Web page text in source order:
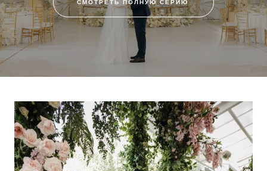
СМОТРЕТЬ ПОЛНУЮ СЕРИЮ